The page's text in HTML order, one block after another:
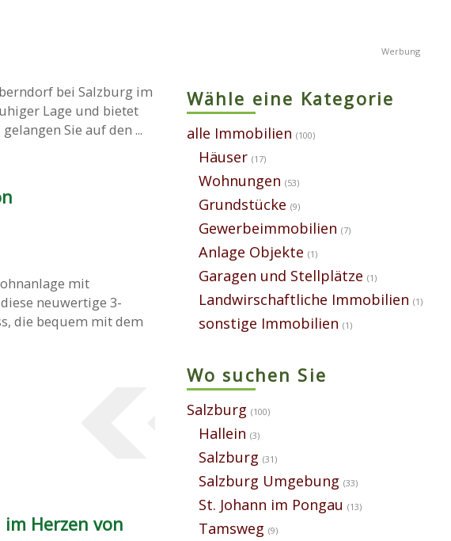
bei Salzburg im
Lage und bietet
Sie auf den ...
mit
neuwertige 3-
die bequem mit dem
Herzen von
Wähle eine Kategorie
alle Immobilien (100)
Häuser (17)
Wohnungen (53)
Grundstücke (9)
Gewerbeimmobilien (7)
Anlage Objekte (1)
Garagen und Stellplätze (1)
Landwirschaftliche Immobilien (1)
sonstige Immobilien (1)
Wo suchen Sie
Salzburg (100)
Hallein (3)
Salzburg (31)
Salzburg Umgebung (33)
St. Johann im Pongau (13)
Tamsweg (9)